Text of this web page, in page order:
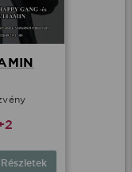
Részletek